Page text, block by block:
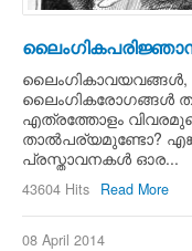
ലൈംഗികാവയവങ്ങള്‍,
ലൈംഗികരോഗങ്ങള്‍
എത്രത്തോളം
താല്‍പര്യമുണ്ടോ?
പ്രസ്താവനകള്‍ ഓര...
43604 Hits Read More
08 April 2014